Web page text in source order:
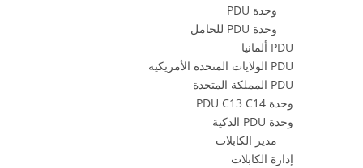
وحدة PDU
وحدة PDU للحامل
PDU ألمانيا
PDU الولايات المتحدة الأمريكية
PDU المملكة المتحدة
وحدة PDU C13 C14
وحدة PDU الذكية
مدير الكابلات
إدارة الكابلات